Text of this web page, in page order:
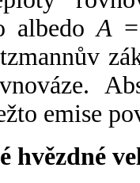
albedoA
emise
hvězdné